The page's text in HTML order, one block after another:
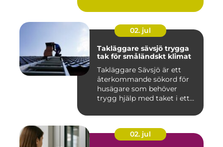
02. jul
Takläggare sävsjö trygga
tak för småländskt klimat
Takläggare Sävsjö är ett
återkommande sökord för
husägare som behöver
trygg hjälp med taket i ett
02. jul